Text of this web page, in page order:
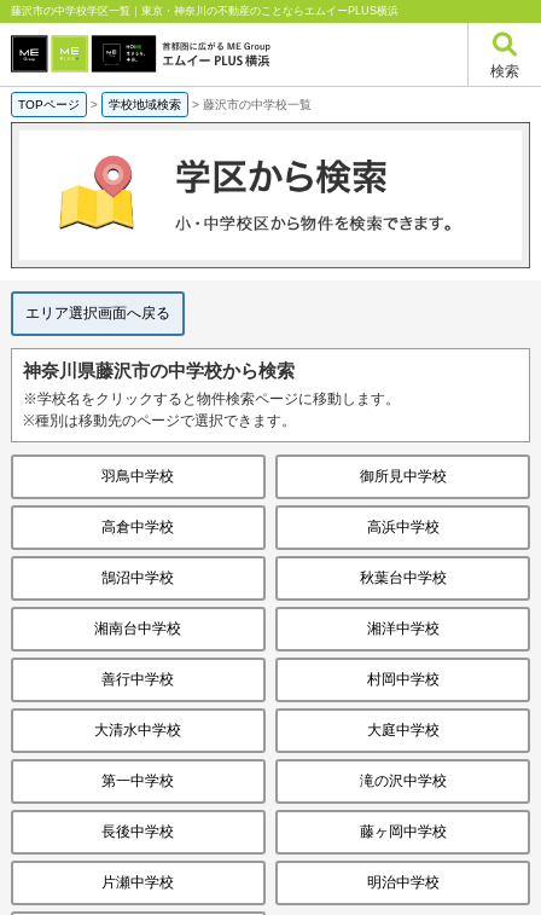
藤沢市の中学校学区一覧｜東京・神奈川の不動産のことならエムイーPLUS横浜
検索
TOPページ > 学校地域検索 > 藤沢市の中学校一覧
エリア選択画面へ戻る
神奈川県藤沢市の中学校から検索
※学校名をクリックすると物件検索ページに移動します。
※種別は移動先のページで選択できます。
羽鳥中学校 御所見中学校
高倉中学校 高浜中学校
鵠沼中学校 秋葉台中学校
湘南台中学校 湘洋中学校
善行中学校 村岡中学校
大清水中学校 大庭中学校
第一中学校 滝の沢中学校
長後中学校 藤ヶ岡中学校
片瀬中学校 明治中学校